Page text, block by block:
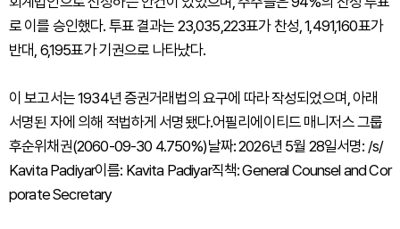
로 이를 승인했다. 투표 결과는 23,035,223표가 찬성, 1,491,160표가
반대, 6,195표가 기권으로 나타났다.
이 보고서는 1934년 증권거래법의 요구에 따라 작성되었으며, 아래
서명된 자에 의해 적법하게 서명됐다.어필리에이티드 매니저스 그룹
후순위채권(2060-09-30 4.750%)날짜: 2026년 5월 28일서명: /s/
Kavita Padiyar이름: Kavita Padiyar직책: General Counsel and Cor
porate Secretary